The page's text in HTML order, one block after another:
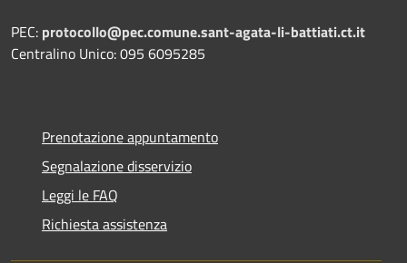
PEC: protocollo@pec.comune.sant-agata-li-battiati.ct.it
Centralino Unico: 095 6095285
Prenotazione appuntamento
Segnalazione disservizio
Leggi le FAQ
Richiesta assistenza